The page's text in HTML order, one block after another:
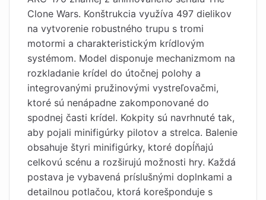
Clone Wars. Konštrukcia využíva 497 dielikov
na vytvorenie robustného trupu s tromi
motormi a charakteristickým krídlovým
systémom. Model disponuje mechanizmom na
rozkladanie krídel do útočnej polohy a
integrovanými pružinovými vystreľovačmi,
ktoré sú nenápadne zakomponované do
spodnej časti krídel. Kokpity sú navrhnuté tak,
aby pojali minifigúrky pilotov a strelca. Balenie
obsahuje štyri minifigúrky, ktoré dopĺňajú
celkovú scénu a rozširujú možnosti hry. Každá
postava je vybavená príslušnými doplnkami a
detailnou potlačou, ktorá korešponduje s